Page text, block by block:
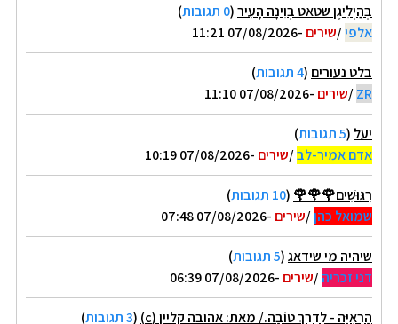
בְּהַיְלִיגֶן שטאט בְּוִינָה הָעִיר(0 תגובות
)
אלפי/שירים -07/08/2026 11:21
בלט נעורים (4 תגובות
)
ZR
/שירים -07/08/2026 11:10
יעל (5 תגובות
)
אדם אמיר-לב/שירים -07/08/2026 10:19
רִגּוּשִׁים🌹🌹🌹 (10 תגובות
)
שמואל כהן/שירים -07/08/2026 07:48
שיהיה מי שידאג(5 תגובות
)
דני זכריה/שירים -07/08/2026 06:39
הָרְאִיָּה - לְדֶרֶךְ טוֹבָה./ מאת: אהובה קליין (c) (3 תגובות
)